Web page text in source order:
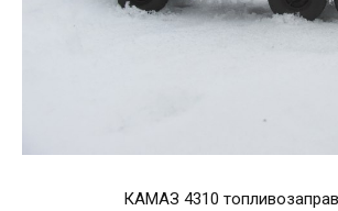
КАМАЗ 4310